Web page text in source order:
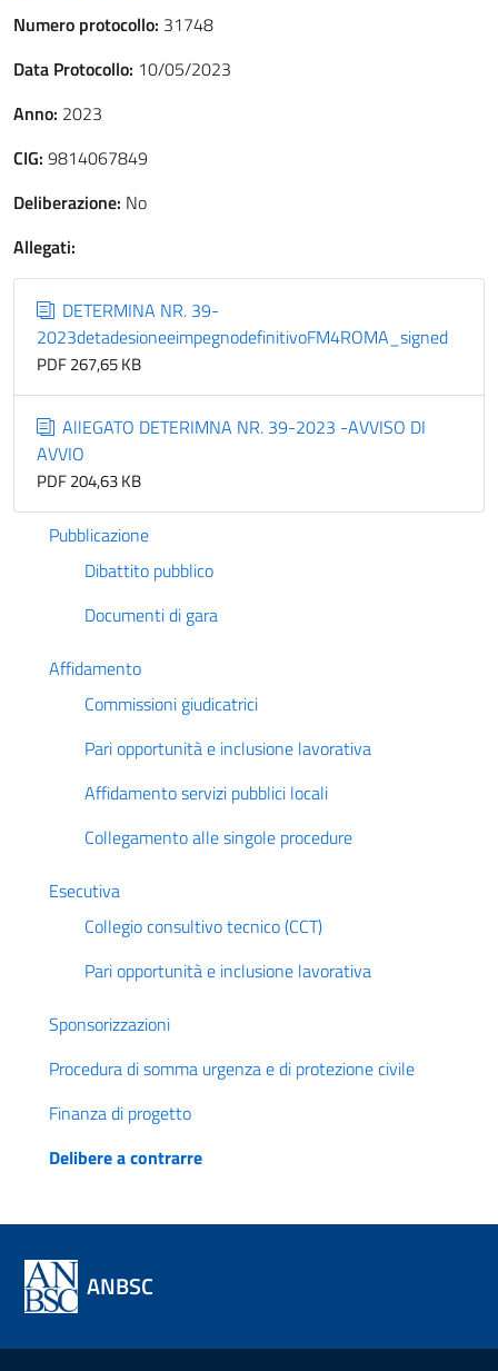
Numero protocollo: 31748
Data Protocollo: 10/05/2023
Anno: 2023
CIG: 9814067849
Deliberazione: No
Allegati:
DETERMINA NR. 39-
2023detadesioneeimpegnodefinitivoFM4ROMA_signed
PDF 267,65 KB
AllEGATO DETERIMNA NR. 39-2023 -AVVISO DI
AVVIO
PDF 204,63 KB
Pubblicazione
Dibattito pubblico
Documenti di gara
Affidamento
Commissioni giudicatrici
Pari opportunità e inclusione lavorativa
Affidamento servizi pubblici locali
Collegamento alle singole procedure
Esecutiva
Collegio consultivo tecnico (CCT)
Pari opportunità e inclusione lavorativa
Sponsorizzazioni
Procedura di somma urgenza e di protezione civile
Finanza di progetto
Delibere a contrarre
ANBSC